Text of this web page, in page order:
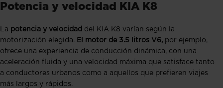
Potencia y velocidad KIA K8
La potencia y velocidad del KIA K8 varían según la
motorización elegida. El motor de 3.5 litros V6, por ejemplo,
ofrece una experiencia de conducción dinámica, con una
aceleración fluida y una velocidad máxima que satisface tanto
a conductores urbanos como a aquellos que prefieren viajes
más largos y rápidos.